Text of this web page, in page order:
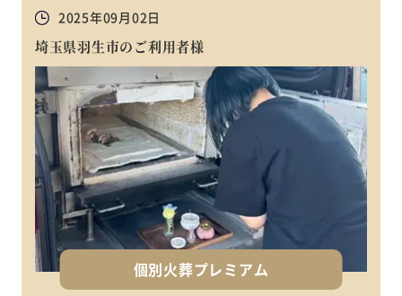
2025年09月02日
埼玉県羽生市のご利用者様
個別火葬プレミアム